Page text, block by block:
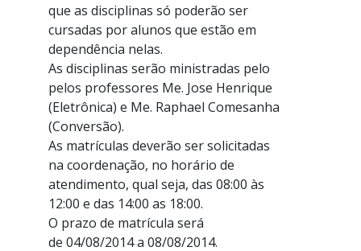
que as disciplinas só poderão ser
cursadas por alunos que estão em
dependência nelas.
As disciplinas serão ministradas pelo
pelos professores Me. Jose Henrique
(Eletrônica) e Me. Raphael Comesanha
(Conversão).
As matrículas deverão ser solicitadas
na coordenação, no horário de
atendimento, qual seja, das 08:00 às
12:00 e das 14:00 as 18:00.
O prazo de matrícula será
de 04/08/2014 a 08/08/2014.